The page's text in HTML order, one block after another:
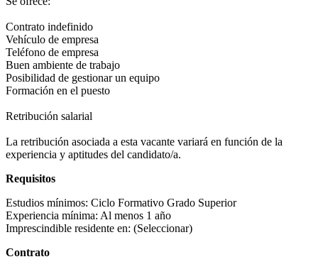
Contrato indefinido
Vehículo de empresa
Teléfono de empresa
Buen ambiente de trabajo
Posibilidad de gestionar un equipo
Formación en el puesto
Retribución salarial
La retribución asociada a esta vacante variará en función de la
experiencia y aptitudes del candidato/a.
Requisitos
Estudios mínimos: Ciclo Formativo Grado Superior
Experiencia mínima: Al menos 1 año
Imprescindible residente en: (Seleccionar)
Contrato